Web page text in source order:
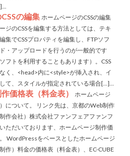
の編集 ホームページのCSSの編集
ジのCSSを編集する方法としては、テキ
集でCSSプロパティを編集し、FTPソフ
・アップロードを行うのが一般的です
フトを利用することもあります）。CSS
く、<head>内に<style>が挿入され、イ
て、スタイルが指定されている場合[...]...
価格表（料金表）
ホームページ
について。 リンク先は、京都のWeb制作
作会社）株式会社ファンフェアファンフ
ただいております、ホームページ制作価
WordPressをベースとしたホームページ
作）料金の価格表（料金表）、EC-CUBE